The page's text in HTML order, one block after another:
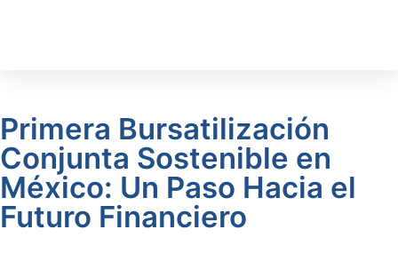
Primera Bursatilización
Conjunta Sostenible en
México: Un Paso Hacia el
Futuro Financiero